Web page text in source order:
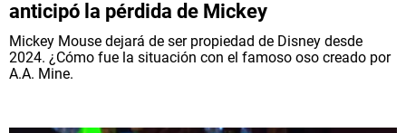
anticipó la pérdida de Mickey
Mickey Mouse dejará de ser propiedad de Disney desde
2024. ¿Cómo fue la situación con el famoso oso creado por
A.A. Mine.